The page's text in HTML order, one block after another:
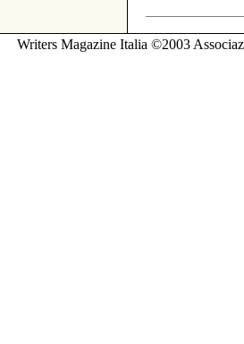
Writers Magazine Italia ©2003